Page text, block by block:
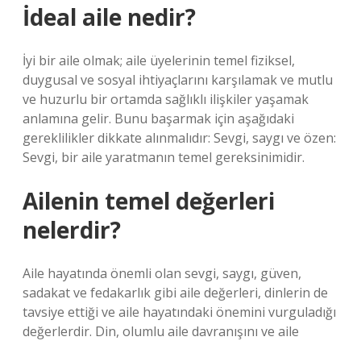
İdeal aile nedir?
İyi bir aile olmak; aile üyelerinin temel fiziksel,
duygusal ve sosyal ihtiyaçlarını karşılamak ve mutlu
ve huzurlu bir ortamda sağlıklı ilişkiler yaşamak
anlamına gelir. Bunu başarmak için aşağıdaki
gereklilikler dikkate alınmalıdır: Sevgi, saygı ve özen:
Sevgi, bir aile yaratmanın temel gereksinimidir.
Ailenin temel değerleri
nelerdir?
Aile hayatında önemli olan sevgi, saygı, güven,
sadakat ve fedakarlık gibi aile değerleri, dinlerin de
tavsiye ettiği ve aile hayatındaki önemini vurguladığı
değerlerdir. Din, olumlu aile davranışını ve aile